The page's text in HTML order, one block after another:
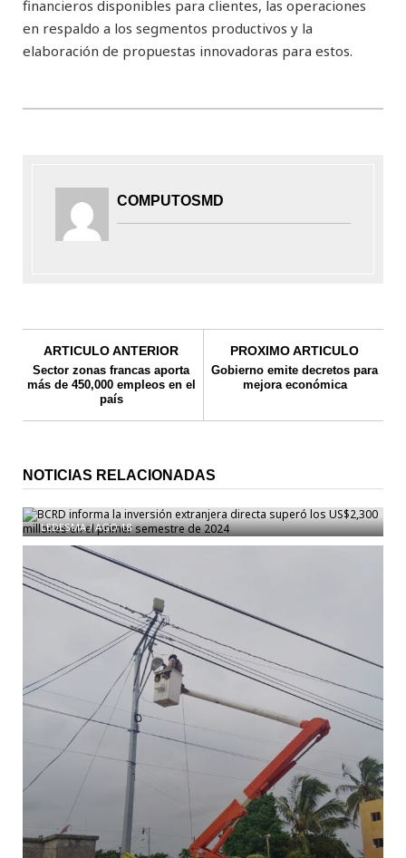
financieros disponibles para clientes, las operaciones
en respaldo a los segmentos productivos y la
elaboración de propuestas innovadoras para estos.
COMPUTOSMD
ARTICULO ANTERIOR
Sector zonas francas aporta
más de 450,000 empleos en el
país
PROXIMO ARTICULO
Gobierno emite decretos para
mejora económica
NOTICIAS RELACIONADAS
BCRD informa la inversión extranjera directa superó
LEDESMA/AGO 18